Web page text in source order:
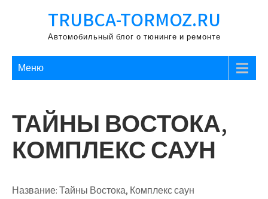
содержимому
TRUBCA-TORMOZ.RU
Автомобильный блог о тюнинге и ремонте
Меню
ТАЙНЫ ВОСТОКА,
КОМПЛЕКС САУН
Название:Тайны Востока, Комплекс саун